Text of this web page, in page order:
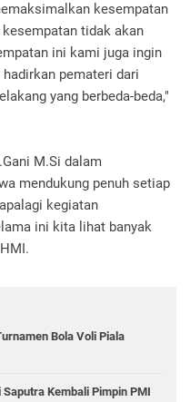
kesempatan
tidak akan
ini kami juga ingin
pemateri dari
yang berbeda-beda,"
M.Si dalam
mendukung penuh setiap
kegiatan
ini kita lihat banyak
Bola Voli Piala
Kembali Pimpin PMI